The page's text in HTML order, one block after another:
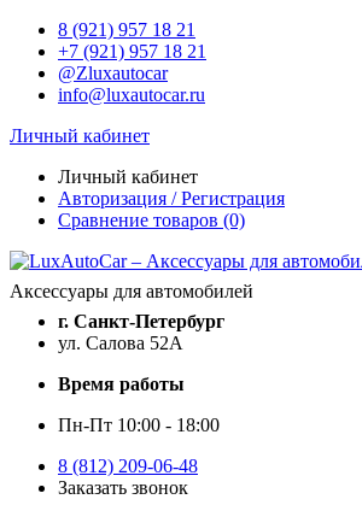
8 (921) 957 18 21
+7 (921) 957 18 21
@Zluxautocar
info@luxautocar.ru
Личный кабинет
Личный кабинет
Авторизация / Регистрация
Сравнение товаров (0)
Аксессуары для автомобилей
г. Санкт-Петербург
ул. Салова 52А
Время работы
Пн-Пт 10:00 - 18:00
8 (812) 209-06-48
Заказать звонок